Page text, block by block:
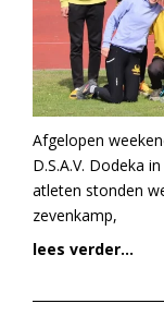
Afgelopen
D.S.A.V. Dodeka
atleten stonden
zevenkamp,
lees verder...